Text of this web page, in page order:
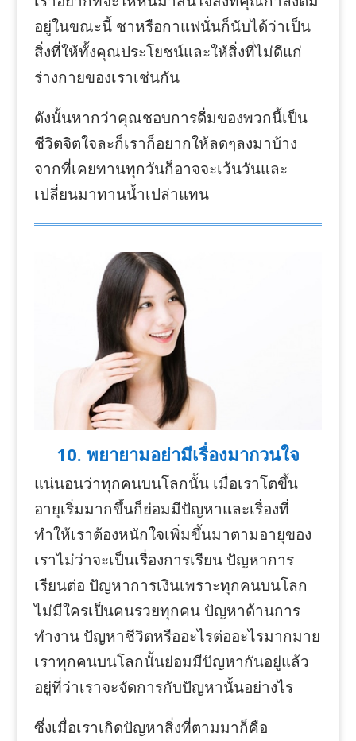
อยู่ในขณะนี้ ชาหรือกาแฟนั่นก็นับได้ว่าเป็น
สิ่งที่ให้ทั้งคุณประโยชน์และให้สิ่งที่ไม่ดีแก่
ร่างกายของเราเช่นกัน
ดังนั้นหากว่าคุณชอบการดื่มของพวกนี้เป็น
ชีวิตจิตใจละก็เราก็อยากให้ลดๆลงมาบ้าง
จากที่เคยทานทุกวันก็อาจจะเว้นวันและ
เปลี่ยนมาทานน้ำเปล่าแทน
10. พยายามอย่ามีเรื่องมากวนใจ
แน่นอนว่าทุกคนบนโลกนั้น เมื่อเราโตขึ้น
อายุเริ่มมากขึ้นก็ย่อมมีปัญหาและเรื่องที่
ทำให้เราต้องหนักใจเพิ่มขึ้นมาตามอายุของ
เราไม่ว่าจะเป็นเรื่องการเรียน ปัญหาการ
เรียนต่อ ปัญหาการเงินเพราะทุกคนบนโลก
ไม่มีใครเป็นคนรวยทุกคน ปัญหาด้านการ
ทำงาน ปัญหาชีวิตหรืออะไรต่ออะไรมากมาย
เราทุกคนบนโลกนั้นย่อมมีปัญหากันอยู่แล้ว
อยู่ที่ว่าเราจะจัดการกับปัญหานั้นอย่างไร
ซึ่งเมื่อเราเกิดปัญหาสิ่งที่ตามมาก็คือ